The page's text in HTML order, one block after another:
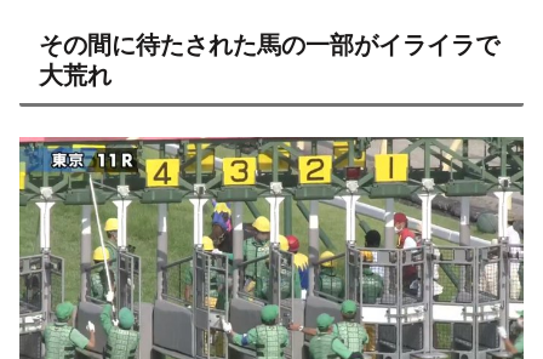
その間に待たされた馬の一部がイライラで
大荒れ